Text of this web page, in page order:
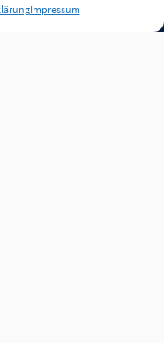
Impressum
Quellen